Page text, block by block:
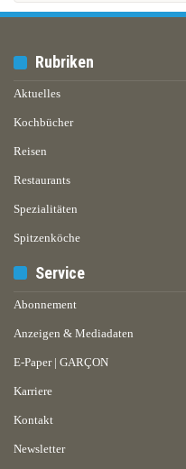
Rubriken
Aktuelles
Kochbücher
Reisen
Restaurants
Spezialitäten
Spitzenköche
Service
Abonnement
Anzeigen & Mediadaten
E-Paper | GARÇON
Karriere
Kontakt
Newsletter